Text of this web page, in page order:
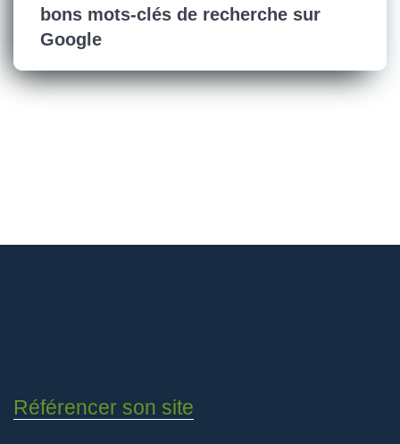
bons mots-clés de recherche sur
Google
Référencer son site